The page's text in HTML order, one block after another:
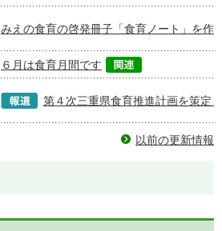
みえの食育の啓発冊子「食育ノート」を作
６月は食育月間です
第４次三重県食育推進計画を策定
以前の更新情報